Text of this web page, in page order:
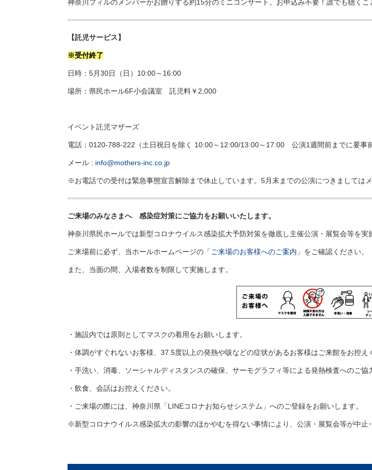
神奈川フィルのメンバーがお贈りする約15分のミニコンサート。お申込み不要！誰でも聴く
【託児サービス】
※受付終了
日時：5月30日（日）10:00～16:00
場所：県民ホール6F小会議室 託児料￥2,000
イベント託児マザーズ
電話：0120-788-222（土日祝日を除く 10:00～12:00/13:00～17:00 公演1週間前までに要事前
メール : info@mothers-inc.co.jp
※お電話での受付は緊急事態宣言解除まで休止しています。5月末までの公演につきましては
ご来場のみなさまへ 感染症対策にご協力をお願いいたします。
神奈川県民ホールでは新型コロナウイルス感染拡大予防対策を徹底し主催公演・展覧会等を実
ご来場前に必ず、当ホールホームページの「 ご来場のお客様へのご案内 」をご確認ください。
また、当面の間、入場者数を制限して実施します。
・施設内では原則としてマスクの着用をお願いします。
・体調がすぐれないお客様、37.5度以上の発熱や咳などの症状があるお客様はご来館をお控え
・手洗い、消毒、ソーシャルディスタンスの確保、サーモグラフィ等による発熱検査へのご協
・飲食、会話はお控えください。
・ご来場の際には、神奈川県「LINEコロナお知らせシステム」へのご登録をお願いします。
※新型コロナウイルス感染拡大の影響のほかやむを得ない事情により、公演・展覧会等が中止･